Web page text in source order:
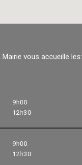
Mairie vous accueille les:
9h00
12h30
9h00
12h30